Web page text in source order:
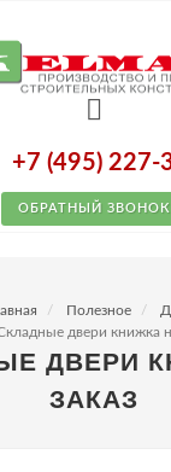
+7 (495) 227-
ОБРАТНЫЙ ЗВОНОК
Полезное
двери книжка
ДВЕРИ
ЗАКАЗ